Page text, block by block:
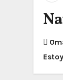
Estoy